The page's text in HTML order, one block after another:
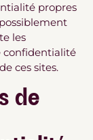
propres
les
confidentialité
ces sites.
de